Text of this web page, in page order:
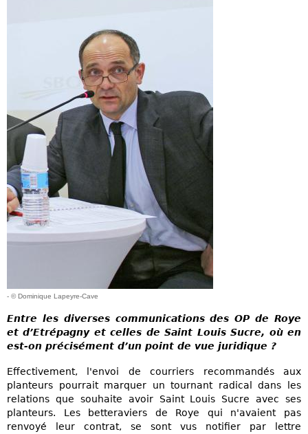
- © Dominique Lapeyre-Cave
Entre les diverses communications des OP de Roye
et d’Etrépagny et celles de Saint Louis Sucre, où en
est-on précisément d’un point de vue juridique ?
Effectivement, l'envoi de courriers recommandés aux
planteurs pourrait marquer un tournant radical dans les
relations que souhaite avoir Saint Louis Sucre avec ses
planteurs. Les betteraviers de Roye qui n'avaient pas
renvoyé leur contrat, se sont vus notifier par lettre